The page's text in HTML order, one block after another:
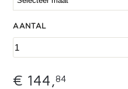
AANTAL
€ 144,84